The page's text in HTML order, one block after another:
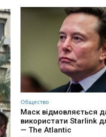
Общество
Маск відмовляється
використати Starlink
— The Atlantic